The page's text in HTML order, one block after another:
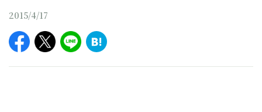
2015/4/17